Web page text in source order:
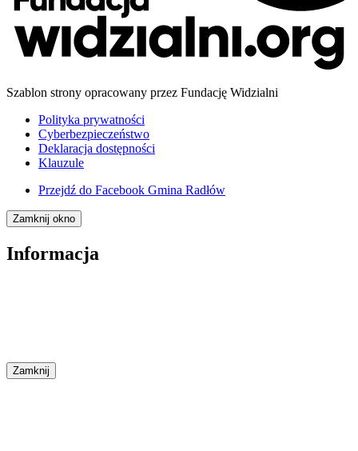
Szablon strony opracowany przez Fundację Widzialni
Polityka prywatności
Cyberbezpieczeństwo
Deklaracja dostępności
Klauzule
Przejdź do Facebook Gmina Radłów
Zamknij okno
Informacja
Zamknij